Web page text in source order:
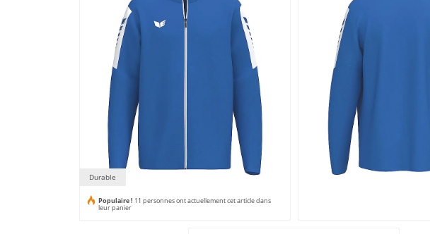
Durable
Populaire ! 11 personnes ont actuellement cet article dans
leur panier